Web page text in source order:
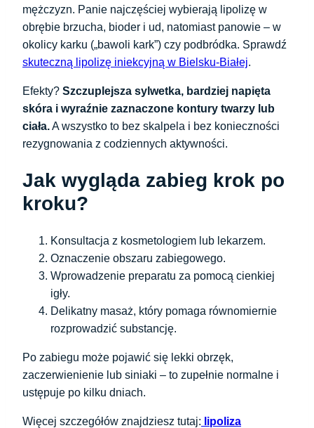
mężczyzn. Panie najczęściej wybierają lipolizę w
obrębie brzucha, bioder i ud, natomiast panowie – w
okolicy karku („bawoli kark”) czy podbródka. Sprawdź
skuteczną lipolizę iniekcyjną w Bielsku-Białej.
Efekty? Szczuplejsza sylwetka, bardziej napięta
skóra i wyraźnie zaznaczone kontury twarzy lub
ciała.A wszystko to bez skalpela i bez konieczności
rezygnowania z codziennych aktywności.
Jak wygląda zabieg krok po
kroku?
Konsultacja z kosmetologiem lub lekarzem.
Oznaczenie obszaru zabiegowego.
Wprowadzenie preparatu za pomocą cienkiej
igły.
Delikatny masaż, który pomaga równomiernie
rozprowadzić substancję.
Po zabiegu może pojawić się lekki obrzęk,
zaczerwienienie lub siniaki – to zupełnie normalne i
ustępuje po kilku dniach.
Więcej szczegółów znajdziesz tutaj: lipoliza